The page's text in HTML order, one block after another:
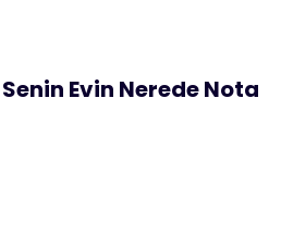
Evin Nerede Nota